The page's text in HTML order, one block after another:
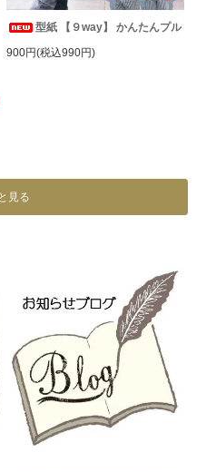
型紙 【９way】 かんたんプル
900円(税込990円)
見る